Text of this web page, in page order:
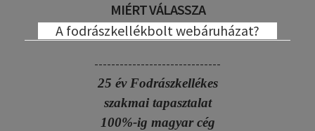
MIÉRT VÁLASSZA
A fodrászkellékbolt webáruházat?
------------------------------
25 év Fodrászkellékes
szakmai tapasztalat
100%-ig magyar cég